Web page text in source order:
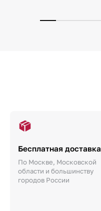
Бесплатная доставка
По Москве, Московской
области и большинству
городов России